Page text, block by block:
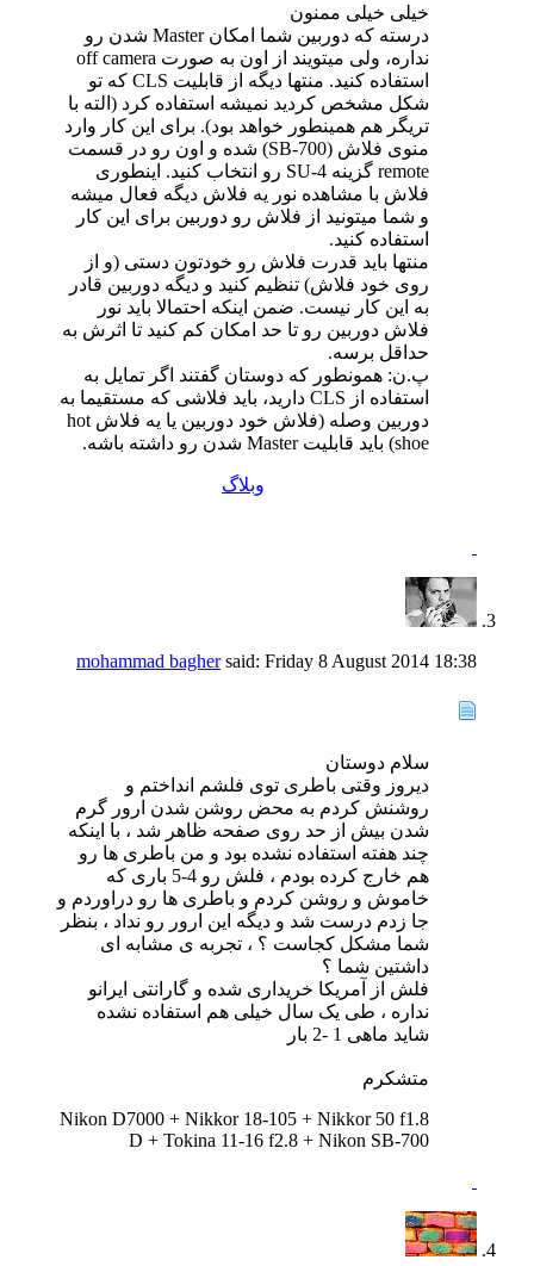
خیلی خیلی ممنون
درسته که دوربین شما امکان Master شدن رو
نداره، ولی میتویند از اون به صورت off camera
استفاده کنید. منتها دیگه از قابلیت CLS که تو
شکل مشخص کردید نمیشه استفاده کرد (الته با
تریگر هم همینطور خواهد بود). برای این کار وارد
منوی فلاش (SB-700) شده و اون رو در قسمت
remote گزینه SU-4 رو انتخاب کنید. اینطوری
فلاش با مشاهده نور یه فلاش دیگه فعال میشه
و شما میتونید از فلاش رو دوربین برای این کار
استفاده کنید.
منتها باید قدرت فلاش رو خودتون دستی (و از
روی خود فلاش) تنظیم کنید و دیگه دوربین قادر
به این کار نیست. ضمن اینکه احتمالا باید نور
فلاش دوربین رو تا حد امکان کم کنید تا اثرش به
حداقل برسه.
پ.ن: همونطور که دوستان گفتند اگر تمایل به
استفاده از CLS دارید، باید فلاشی که مستقیما به
دوربین وصله (فلاش خود دوربین یا یه فلاش hot
shoe) باید قابلیت Master شدن رو داشته باشه.
وبلاگ
mohammad baghersaid: Friday 8 August 2014 18:38
سلام دوستان
دیروز وقتی باطری توی فلشم انداختم و
روشنش کردم به محض روشن شدن ارور گرم
شدن بیش از حد روی صفحه ظاهر شد ، با اینکه
چند هفته استفاده نشده بود و من باطری ها رو
هم خارج کرده بودم ، فلش رو 4-5 باری که
خاموش و روشن کردم و باطری ها رو دراوردم و
جا زدم درست شد و دیگه این ارور رو نداد ، بنظر
شما مشکل کجاست ؟ ، تجربه ی مشابه ای
داشتین شما ؟
فلش از آمریکا خریداری شده و گارانتی ایرانو
نداره ، طی یک سال خیلی هم استفاده نشده
شاید ماهی 1 -2 بار
متشکرم
Nikon D7000 + Nikkor 18-105 + Nikkor 50 f1.8
D + Tokina 11-16 f2.8 + Nikon SB-700